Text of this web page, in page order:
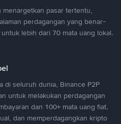
menargetkan pasar tertentu,
perdagangan yang benar-
lebih dari 70 mata uang lokal.
di seluruh dunia, Binance P2P
untuk melakukan perdagangan
dan 100+ mata uang fiat.
dan memperdagangkan kripto